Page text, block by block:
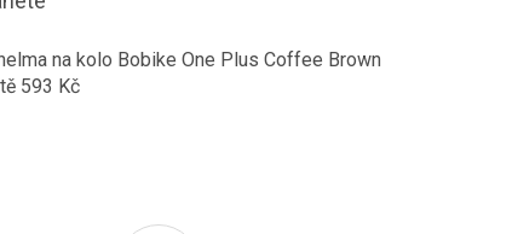
na kolo Bobike One Plus Coffee Brown
593 Kč